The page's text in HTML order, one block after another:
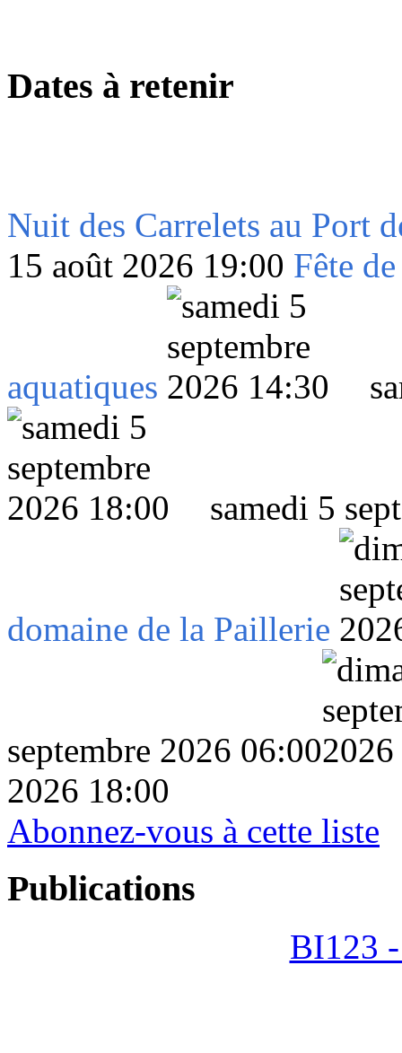
Dates à retenir
Nuit des Carrelets au Port
15 août 2026 19:00 Fête
aquatiques
samedi 5
domaine de la Paillerie
septembre 2026 06:00
2026 18:00
Abonnez-vous à cette liste
Publications
BI123